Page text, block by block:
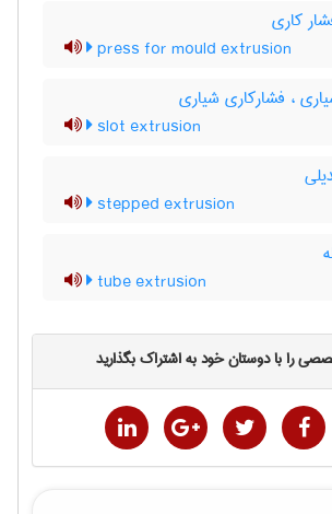
کاری
press for mould extrusion
، فشار‌کاری شیاری
slot extrusion
stepped extrusion
tube extrusion
را با دوستان خود به اشتراک بگذارید